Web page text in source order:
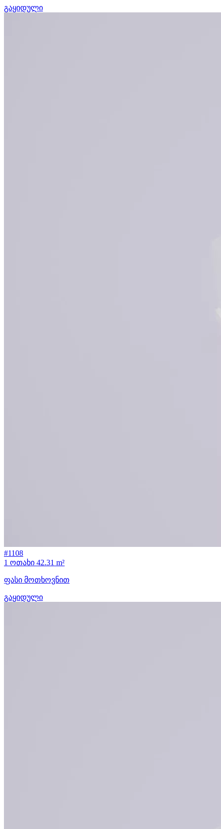
გაყიდული
#1108
1 ოთახი 42.31 m²
ფასი მოთხოვნით
გაყიდული